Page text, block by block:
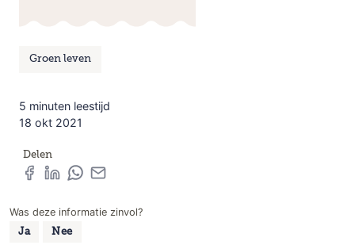
Groen leven
5 minuten leestijd
18 okt 2021
Delen
Was deze informatie zinvol?
Ja Nee